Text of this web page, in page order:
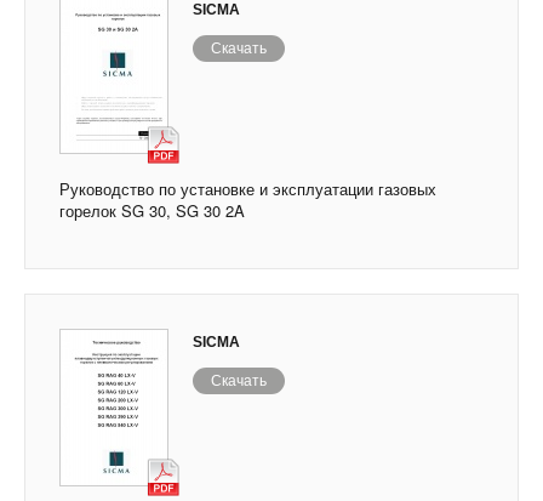
SICMA
Скачать
Руководство по установке и эксплуатации газовых
горелок SG 30, SG 30 2A
SICMA
Скачать